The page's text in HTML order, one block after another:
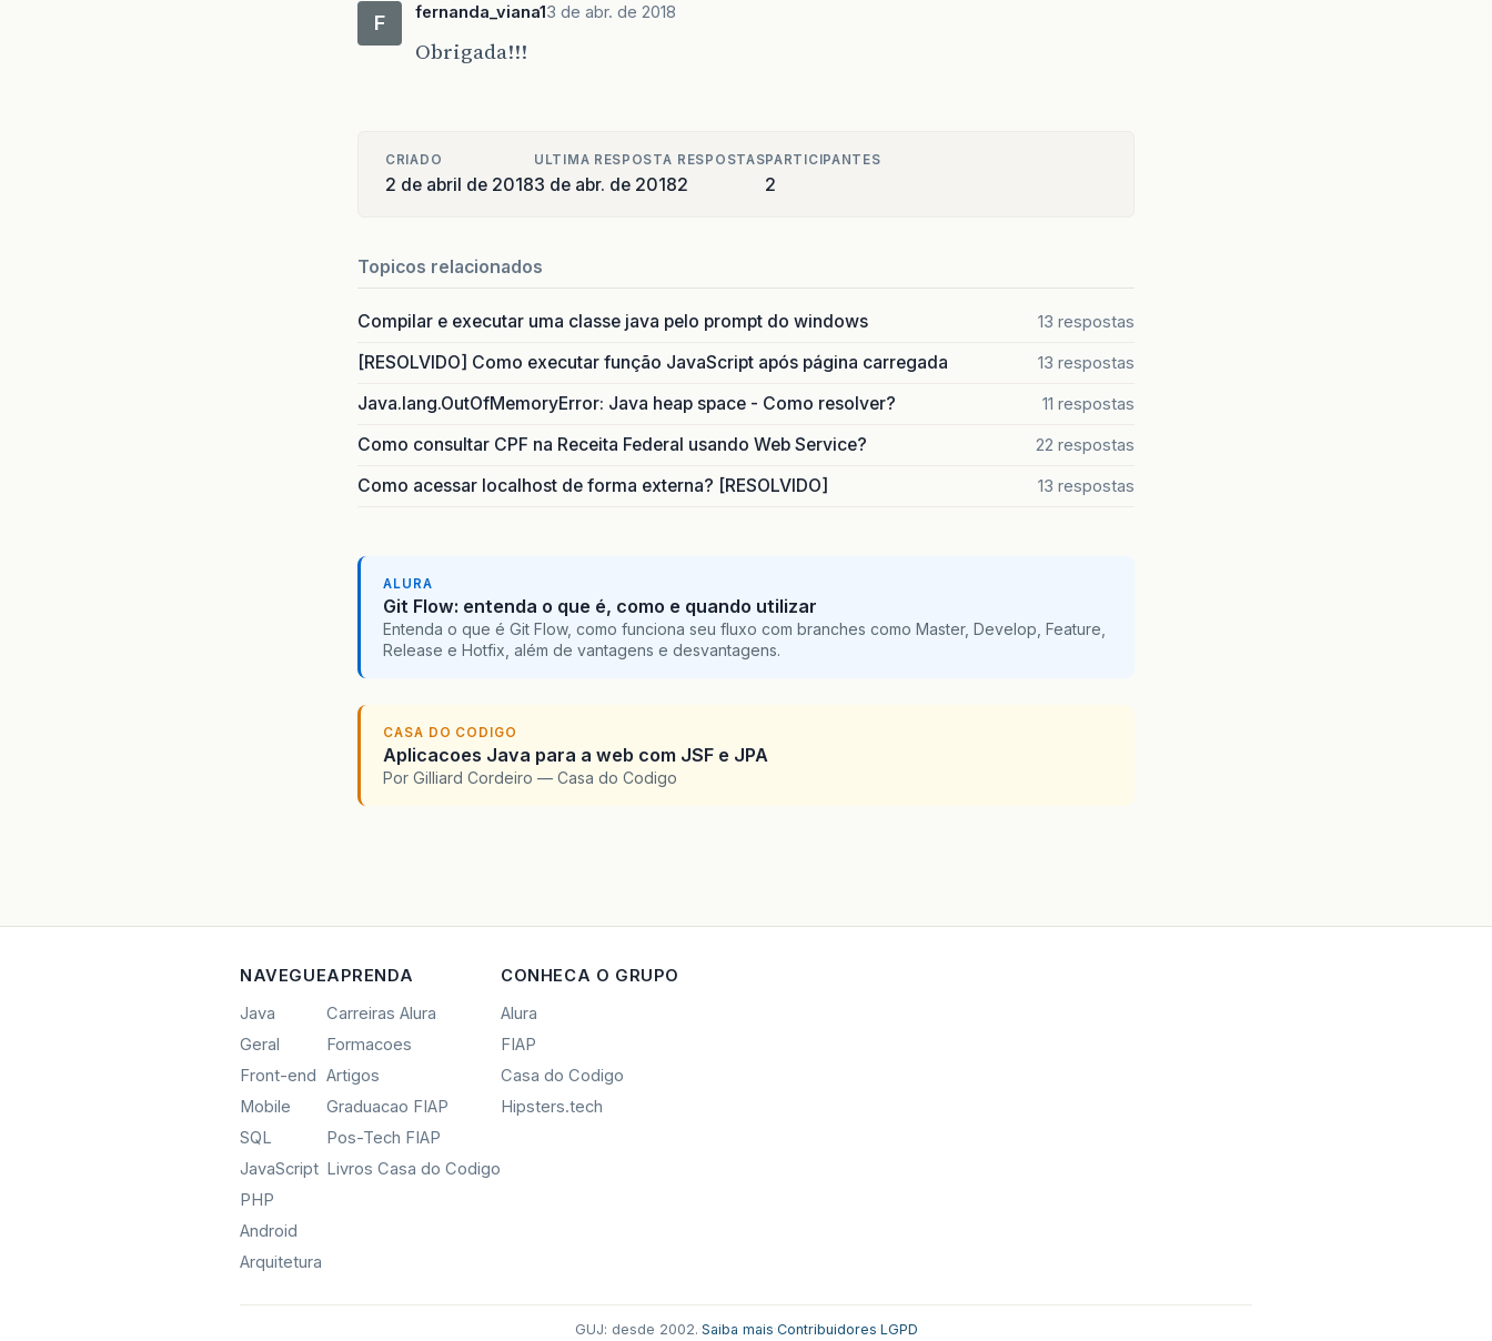
F fernanda_viana13 de abr. de 2018
Obrigada!!!
CRIADO
2 de abril de 2018
ULTIMA RESPOSTA
3 de abr. de 2018
RESPOSTAS
2
PARTICIPANTES
2
Topicos relacionados
Compilar e executar uma classe java pelo prompt do windows 13 respostas
[RESOLVIDO] Como executar função JavaScript após página carregada 13 respostas
Java.lang.OutOfMemoryError: Java heap space - Como resolver? 11 respostas
Como consultar CPF na Receita Federal usando Web Service? 22 respostas
Como acessar localhost de forma externa? [RESOLVIDO] 13 respostas
ALURA
Git Flow: entenda o que é, como e quando utilizar
Entenda o que é Git Flow, como funciona seu fluxo com branches como Master, Develop, Feature,
Release e Hotfix, além de vantagens e desvantagens.
CASA DO CODIGO
Aplicacoes Java para a web com JSF e JPA
Por Gilliard Cordeiro — Casa do Codigo
NAVEGUE
Java
Geral
Front-end
Mobile
SQL
JavaScript
PHP
Android
Arquitetura
APRENDA
Carreiras Alura
Formacoes
Artigos
Graduacao FIAP
Pos-Tech FIAP
Livros Casa do Codigo
CONHECA O GRUPO
Alura
FIAP
Casa do Codigo
Hipsters.tech
GUJ: desde 2002.·Saiba mais·Contribuidores·LGPD